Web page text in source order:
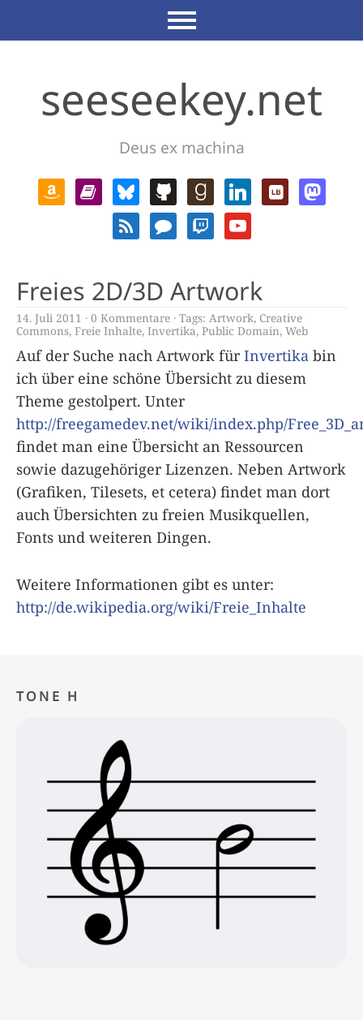
seeseekey.net
Deus ex machina
Freies 2D/3D Artwork
14. Juli 2011 0 Kommentare Tags: Artwork, Creative
Commons, Freie Inhalte, Invertika, Public Domain, Web
Auf der Suche nach Artwork fürInvertika bin
ich über eine schöne Übersicht zu diesem
Theme gestolpert. Unter
http://freegamedev.net/wiki/index.php/
findet man eine Übersicht an Ressourcen
sowie dazugehöriger Lizenzen. Neben Artwork
(Grafiken, Tilesets, et cetera) findet man dort
auch Übersichten zu freien Musikquellen,
Fonts und weiteren Dingen.
Weitere Informationen gibt es unter:
http://de.wikipedia.org/wiki/Freie_Inhalte
TONE H